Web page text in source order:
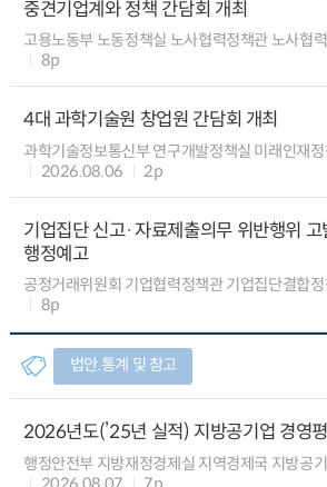
중견기업계와 정책 간담회 개최
고용노동부 노동정책실 노사협력정책관 노사협
8p
4대 과학기술원 창업원 간담회 개최
과학기술정보통신부 연구개발정책실 미래인재
2026.08.06
2p
기업집단 신고·자료제출의무 위반행위
행정예고
공정거래위원회 기업협력정책관 기업집단결합
8p
법안.통계 및 참고
2026년도(’25년 실적) 지방공기업 경영
행정안전부 지방재정경제실 지역경제국 지방공